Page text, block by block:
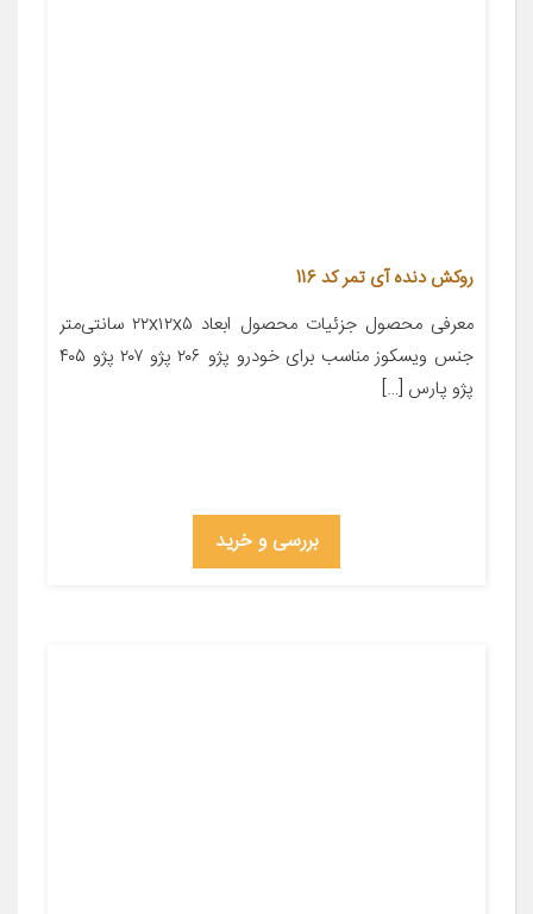
روکش دنده آی تمر کد 116
معرفی محصول جزئیات محصول ابعاد ۲۲x۱۲x۵ سانتی‌متر
جنس ویسکوز مناسب برای خودرو پژو ۲۰۶ پژو ۲۰۷ پژو ۴۰۵
پژو پارس […]
بررسی و خرید